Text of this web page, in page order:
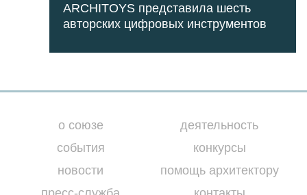
ARCHITOYS представила шесть
авторских цифровых инструментов
о союзе
события
новости
деятельность
конкурсы
помощь архитектору